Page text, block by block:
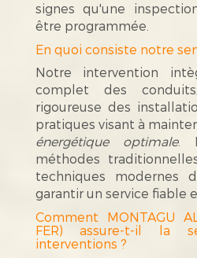
signes qu'une
être programmée.
En quoi consiste notre
Notre intervention
complet des
rigoureuse des
pratiques visant à
énergétique optimale.
méthodes
techniques modernes
garantir un service fiable
Comment MONTAGU
FER) assure-t-il la
interventions ?